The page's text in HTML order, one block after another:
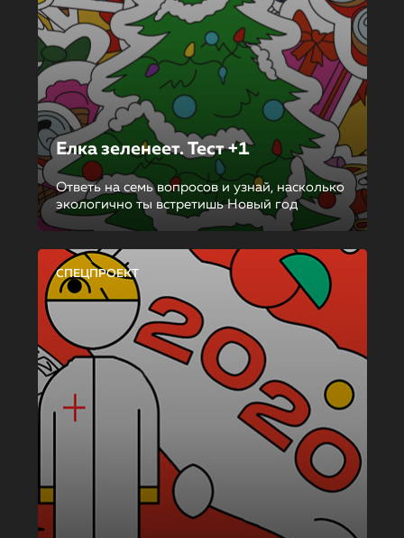
Елка зеленеет. Тест +1
Ответь на семь вопросов и узнай, насколько
экологично ты встретишь Новый год
СПЕЦПРОЕКТ